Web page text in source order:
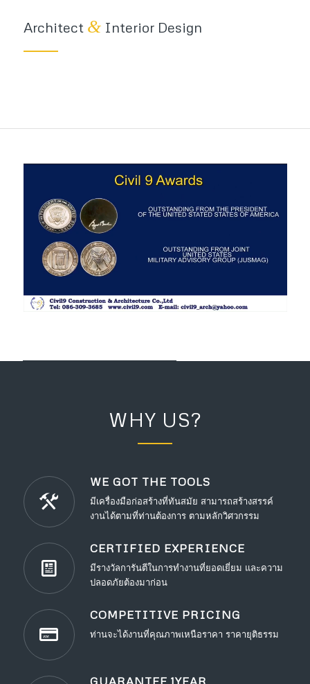
Architect &Interior Design
WHY US?
WE GOT THE TOOLS
มีเครื่องมือก่อสร้างที่ทันสมัย สามารถสร้างสรรค์
งานได้ตามที่ท่านต้องการ ตามหลักวิศวกรรม
CERTIFIED EXPERIENCE
มีรางวัลการันตีในการทำงานที่ยอดเยี่ยม และความ
ปลอดภัยต้องมาก่อน
COMPETITIVE PRICING
ท่านจะได้งานที่คุณภาพเหนือราคา ราคายุติธรรม